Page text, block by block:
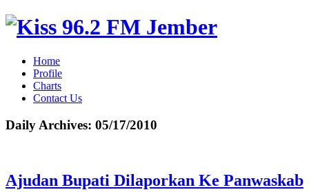
Home
Profile
Charts
Contact Us
Daily Archives: 05/17/2010
Ajudan Bupati Dilaporkan Ke Panwaskab